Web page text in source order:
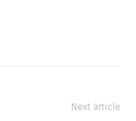
Next article